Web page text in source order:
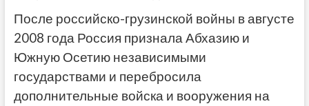
После российско-грузинской войны в августе
2008 года Россия признала Абхазию и
Южную Осетию независимыми
государствами и перебросила
дополнительные войска и вооружения на